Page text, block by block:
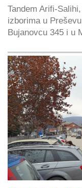
Tandem Arifi-
izborima u
Bujanovcu 345 i u